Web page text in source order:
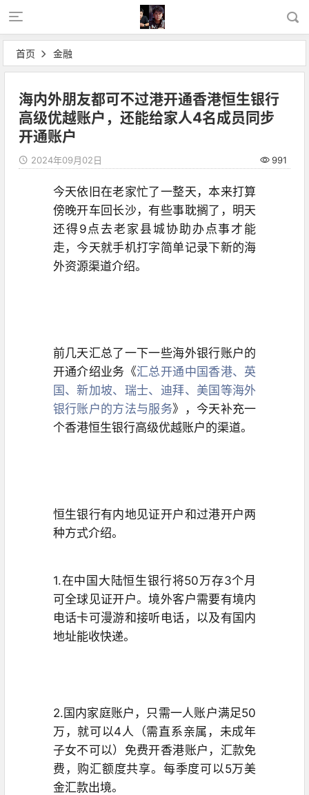
首页 金融
海内外朋友都可不过港开通香港恒生银行
高级优越账户，还能给家人4名成员同步
开通账户
2024年09月02日 991
今天依旧在老家忙了一整天，本来打算
傍晚开车回长沙，有些事耽搁了，明天
还得9点去老家县城协助办点事才能
走，今天就手机打字简单记录下新的海
外资源渠道介绍。
前几天汇总了一下一些海外银行账户的
开通介绍业务《汇总开通中国香港、英
国、新加坡、瑞士、迪拜、美国等海外
银行账户的方法与服务》，今天补充一
个香港恒生银行高级优越账户的渠道。
恒生银行有内地见证开户和过港开户两
种方式介绍。
1.在中国大陆恒生银行将50万存3个月
可全球见证开户。境外客户需要有境内
电话卡可漫游和接听电话，以及有国内
地址能收快递。
2.国内家庭账户，只需一人账户满足50
万，就可以4人（需直系亲属，未成年
子女不可以）免费开香港账户，汇款免
费，购汇额度共享。每季度可以5万美
金汇款出境。